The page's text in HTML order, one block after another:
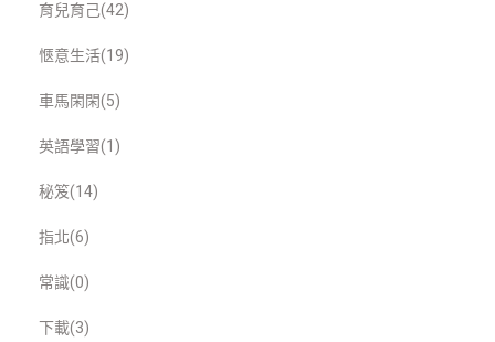
育兒育己(42)
愜意生活(19)
車馬閑閑(5)
英語學習(1)
秘笈(14)
指北(6)
常識(0)
下載(3)